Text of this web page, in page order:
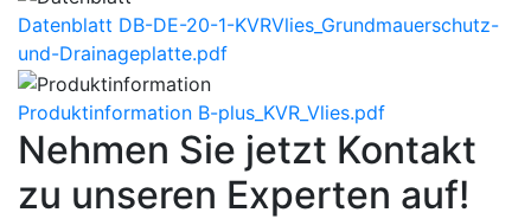
Datenblatt DB-DE-20-1-KVRVlies_Grundmauerschutz-
und-Drainageplatte.pdf
Produktinformation B-plus_KVR_Vlies.pdf
Nehmen Sie jetzt Kontakt
zu unseren Experten auf!